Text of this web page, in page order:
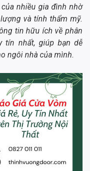
nhiều gia đình nhờ
và tính thẩm mỹ.
tin hữu ích về phân
tín nhất, giúp bạn dễ
ngôi nhà của mình.